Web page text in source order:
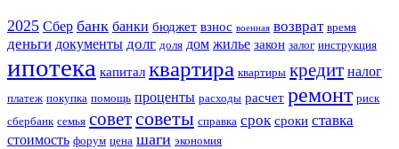
2025 Сбер банк банки бюджет взнос военная возврат время
деньги документы долг доля дом жилье закон залог инструкция
ипотека капитал квартира квартиры кредит налог
платеж покупка помощь проценты расходы расчет ремонт риск
сбербанк семья советсоветы справка срок сроки ставка
стоимость форум цена шаги экономия